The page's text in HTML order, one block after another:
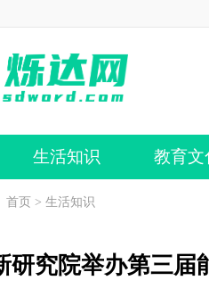
生活知识 教育文
首页 > 生活知识
研究院举办第三届